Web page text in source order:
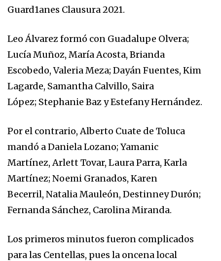
Guard1anes Clausura 2021.
Leo Álvarez formó con Guadalupe Olvera;
Lucía Muñoz, María Acosta, Brianda
Escobedo, Valeria Meza; Dayán Fuentes, Kim
Lagarde, Samantha Calvillo, Saira
López; Stephanie Baz y Estefany Hernández.
Por el contrario, Alberto Cuate de Toluca
mandó a Daniela Lozano; Yamanic
Martínez, Arlett Tovar, Laura Parra, Karla
Martínez; Noemi Granados, Karen
Becerril, Natalia Mauleón, Destinney Durón;
Fernanda Sánchez, Carolina Miranda.
Los primeros minutos fueron complicados
para las Centellas, pues la oncena local